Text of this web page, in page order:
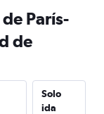
París-
de
Solo
ida